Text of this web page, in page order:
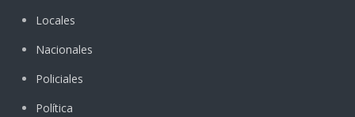
Locales
Nacionales
Policiales
Política